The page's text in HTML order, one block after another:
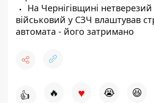
На Чернігівщині нетверезий
військовий у СЗЧ влаштував
автомата - його затримано
👍 🔥 ♥ 😭 😆